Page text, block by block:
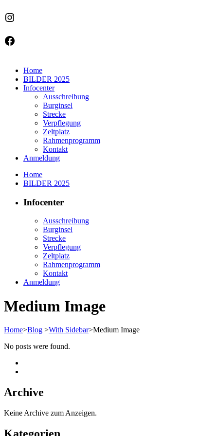
Instagram
Facebook
Home
BILDER 2025
Infocenter
Ausschreibung
Burginsel
Strecke
Verpflegung
Zeltplatz
Rahmenprogramm
Kontakt
Anmeldung
Home
BILDER 2025
Infocenter
Ausschreibung
Burginsel
Strecke
Verpflegung
Zeltplatz
Rahmenprogramm
Kontakt
Anmeldung
Medium Image
Home>Blog >With Sidebar>Medium Image
No posts were found.
Archive
Keine Archive zum Anzeigen.